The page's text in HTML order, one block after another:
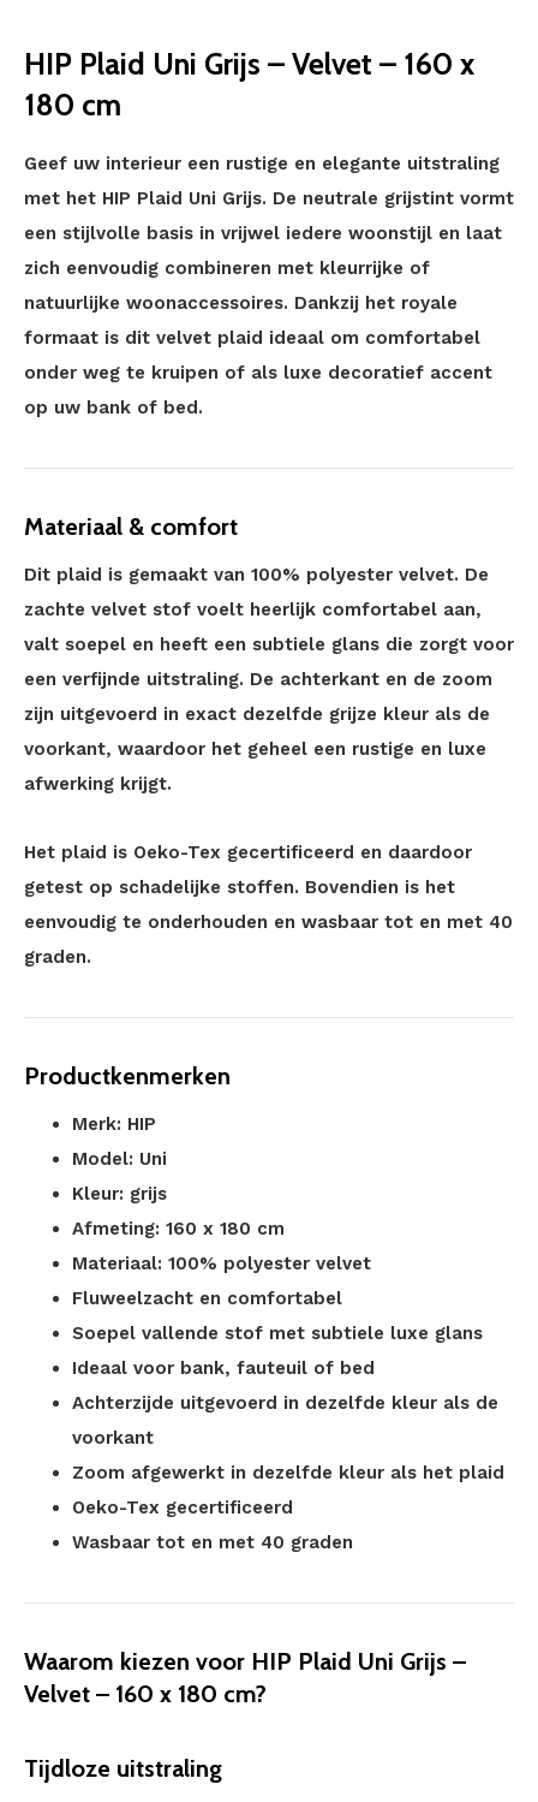
HIP Plaid Uni Grijs – Velvet – 160 x
180 cm
Geef uw interieur een rustige en elegante uitstraling
met het HIP Plaid Uni Grijs. De neutrale grijstint vormt
een stijlvolle basis in vrijwel iedere woonstijl en laat
zich eenvoudig combineren met kleurrijke of
natuurlijke woonaccessoires. Dankzij het royale
formaat is dit velvet plaid ideaal om comfortabel
onder weg te kruipen of als luxe decoratief accent
op uw bank of bed.
Materiaal & comfort
Dit plaid is gemaakt van 100% polyester velvet. De
zachte velvet stof voelt heerlijk comfortabel aan,
valt soepel en heeft een subtiele glans die zorgt voor
een verfijnde uitstraling. De achterkant en de zoom
zijn uitgevoerd in exact dezelfde grijze kleur als de
voorkant, waardoor het geheel een rustige en luxe
afwerking krijgt.
Het plaid is Oeko-Tex gecertificeerd en daardoor
getest op schadelijke stoffen. Bovendien is het
eenvoudig te onderhouden en wasbaar tot en met 40
graden.
Productkenmerken
Merk: HIP
Model: Uni
Kleur: grijs
Afmeting: 160 x 180 cm
Materiaal: 100% polyester velvet
Fluweelzacht en comfortabel
Soepel vallende stof met subtiele luxe glans
Ideaal voor bank, fauteuil of bed
Achterzijde uitgevoerd in dezelfde kleur als de
voorkant
Zoom afgewerkt in dezelfde kleur als het plaid
Oeko-Tex gecertificeerd
Wasbaar tot en met 40 graden
Waarom kiezen voor HIP Plaid Uni Grijs –
Velvet – 160 x 180 cm?
Tijdloze uitstraling